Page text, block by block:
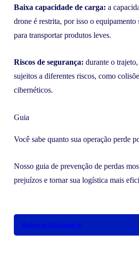
Baixa capacidade de carga: a
drone é restrita, por isso o equipamento
para transportar produtos leves.
Riscos de segurança: durante o
sujeitos a diferentes riscos, como
cibernéticos.
Guia
Você sabe quanto sua operação perde
Nosso guia de prevenção de perdas
prejuízos e tornar sua logística mais
Baixe grátis agora